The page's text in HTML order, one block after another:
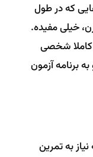
که در طول
خیلی مفیده.
کاملا شخصی
برنامه آزمون
به تمرین